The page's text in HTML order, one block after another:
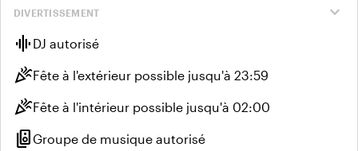
expand_more
DIVERTISSEMENT
graphic_eq DJ autorisé
celebrationFête à l'extérieur possible jusqu'à 23:59
celebrationFête à l'intérieur possible jusqu'à 02:00
speaker_groupGroupe de musique autorisé